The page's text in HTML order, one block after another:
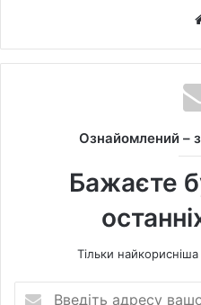
Ознайомлений –
Бажаєте
Тільки